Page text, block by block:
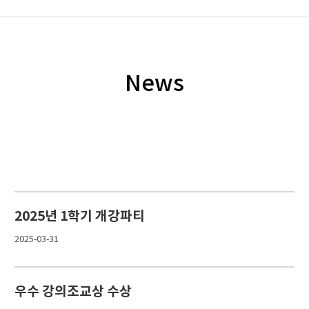
News
2025년 1학기 개강파티
2025-03-31
우수 강의조교상 수상